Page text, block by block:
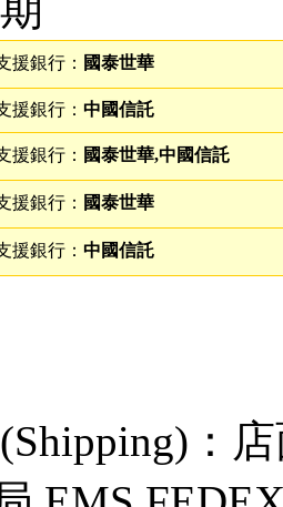
援銀行： 國泰世華
援銀行： 中國信託
援銀行： 國泰世華,中國信託
援銀行： 國泰世華
援銀行： 中國信託
：